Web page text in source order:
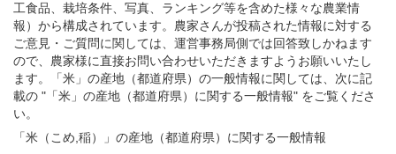
工食品、栽培条件、写真、ランキング等を含めた様々な農業情
報）から構成されています。農家さんが投稿された情報に対する
ご意見・ご質問に関しては、運営事務局側では回答致しかねます
ので、農家様に直接お問い合わせいただきますようお願いいたし
ます。「米」の産地（都道府県）の一般情報に関しては、次に記
載の "「米」の産地（都道府県）に関する一般情報" をご覧くださ
い。
「米（こめ,稲）」 の産地（都道府県）に関する一般情報